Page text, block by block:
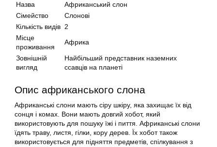
Назва
Африканський слон
Сімейство
Слонові
Кількість видів 2
Місце
проживання
Африка
Зовнішній
вигляд
Найбільший представник наземних
ссавців на планеті
Опис африканського слона
Африканські слони мають сіру шкіру, яка захищає їх від
сонця і комах. Вони мають довгий хобот, який
використовують для пошуку їжі і пиття. Африканські слони
їдять траву, листя, гілки, кору дерев. Їх хобот також
використовується для підняття предметів, спілкування з